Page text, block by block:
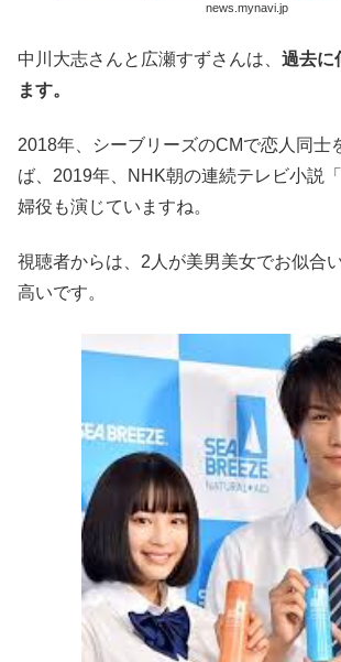
news.mynavi.jp
中川大志さんと広瀬すずさんは、 過去に
ます。
2018年、シーブリーズのCMで恋人同士
ば、2019年、NHK朝の連続テレビ小説
婦役も演じていますね。
視聴者からは、2人が美男美女でお似合
高いです。